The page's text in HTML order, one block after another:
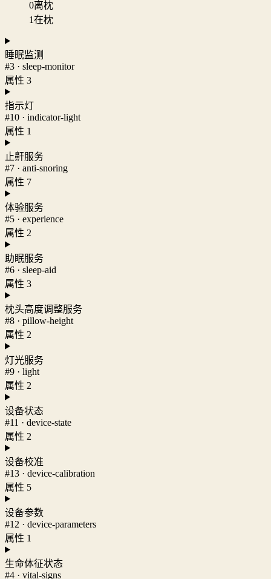
0离枕
1在枕
睡眠监测
#3 · sleep-monitor
属性 3
指示灯
#10 · indicator-light
属性 1
止鼾服务
#7 · anti-snoring
属性 7
体验服务
#5 · experience
属性 2
助眠服务
#6 · sleep-aid
属性 3
枕头高度调整服务
#8 · pillow-height
属性 2
灯光服务
#9 · light
属性 2
设备状态
#11 · device-state
属性 2
设备校准
#13 · device-calibration
属性 5
设备参数
#12 · device-parameters
属性 1
生命体征状态
#4 · vital-signs